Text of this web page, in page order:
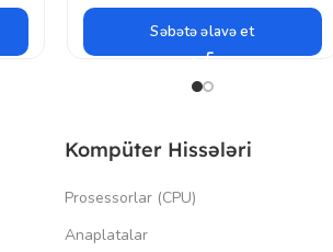
Səbətə əlavə et
Kompüter Hissələri
Prosessorlar (CPU)
Anaplatalar